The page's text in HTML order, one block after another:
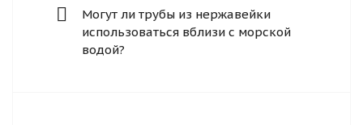
Могут ли трубы из нержавейки
использоваться вблизи с морской
водой?